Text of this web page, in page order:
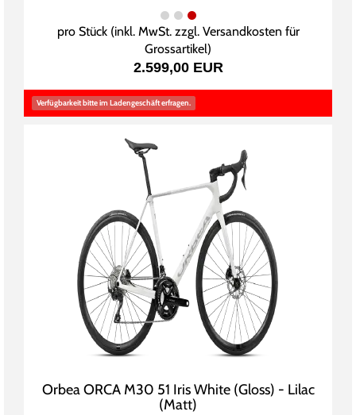
pro Stück (inkl. MwSt. zzgl. Versandkosten für
Grossartikel)
2.599,00 EUR
Verfügbarkeit bitte im Ladengeschäft erfragen.
Orbea ORCA M30 51 Iris White (Gloss) - Lilac
(Matt)